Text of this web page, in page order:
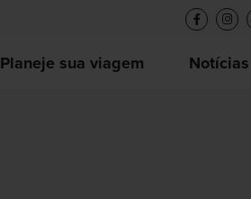
Planeje sua viagem Notícias